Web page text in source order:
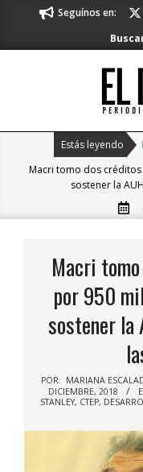
content
Seguínos en:
El
Navigation
Estás leyendo
Macri tomo dos
sostener la
Macri
por 950
sostener la
POR: MARIANA
DICIEMBRE, 2018
STANLEY, CTEP,